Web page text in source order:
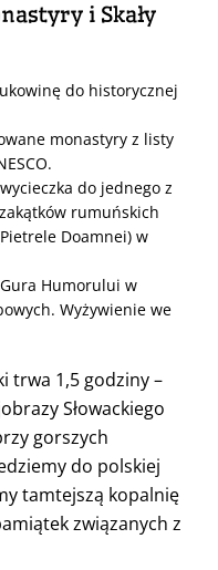
i Skały
do historycznej
monastyry z listy
do jednego z
rumuńskich
Doamnei) w
Humorului w
Wyżywienie we
trwa 1,5 godziny –
Słowackiego
gorszych
do polskiej
tamtejszą kopalnię
związanych z